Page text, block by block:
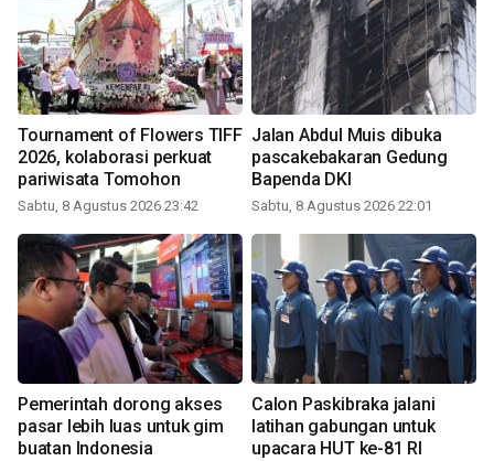
Tournament of Flowers TIFF
2026, kolaborasi perkuat
pariwisata Tomohon
Sabtu, 8 Agustus 2026 23:42
Jalan Abdul Muis dibuka
pascakebakaran Gedung
Bapenda DKI
Sabtu, 8 Agustus 2026 22:01
Pemerintah dorong akses
pasar lebih luas untuk gim
buatan Indonesia
Calon Paskibraka jalani
latihan gabungan untuk
upacara HUT ke-81 RI